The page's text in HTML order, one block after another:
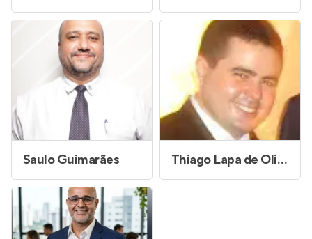
Saulo Guimarães Thiago Lapa de Oliveira